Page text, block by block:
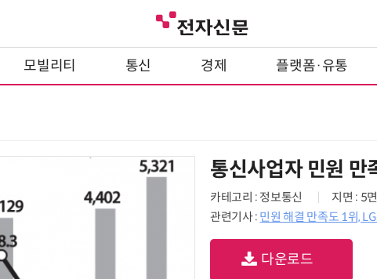
모빌리티 통신 경제 플랫폼·유통
통신사업자 민원 만
카테고리 : 정보통신 지면 : 5면
관련기사 : 민원 해결 만족도 1위,
다운로드